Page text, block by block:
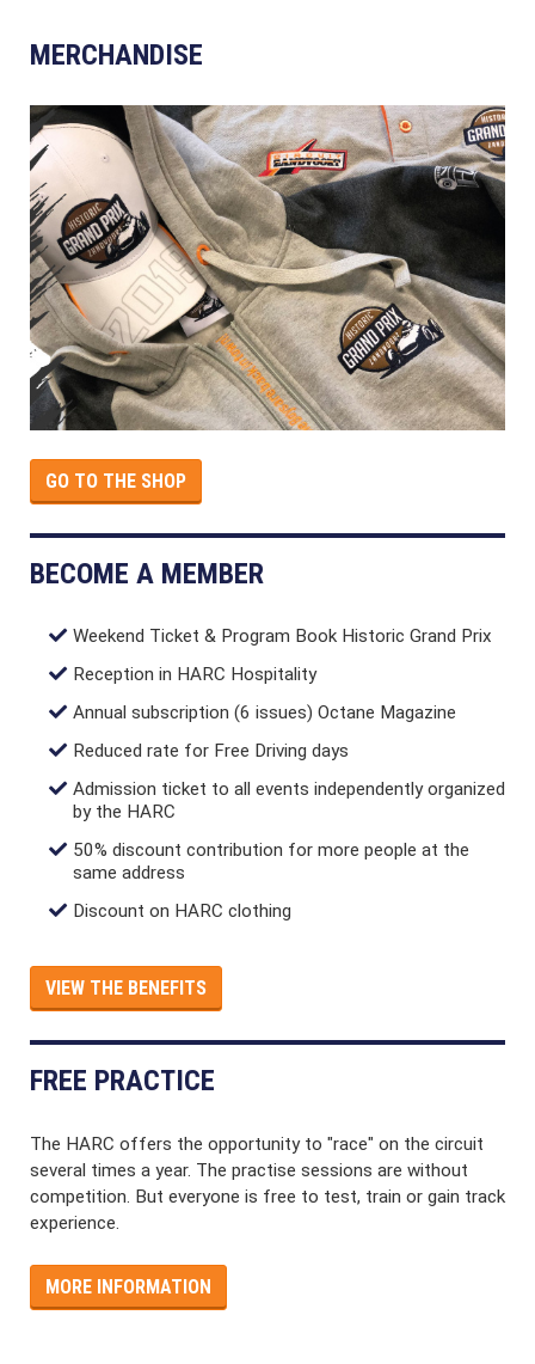
MERCHANDISE
GO TO THE SHOP
BECOME A MEMBER
Weekend Ticket & Program Book Historic Grand Prix
Reception in HARC Hospitality
Annual subscription (6 issues) Octane Magazine
Reduced rate for Free Driving days
Admission ticket to all events independently organized
by the HARC
50% discount contribution for more people at the
same address
Discount on HARC clothing
VIEW THE BENEFITS
FREE PRACTICE
The HARC offers the opportunity to "race" on the circuit
several times a year. The practise sessions are without
competition. But everyone is free to test, train or gain track
experience.
MORE INFORMATION